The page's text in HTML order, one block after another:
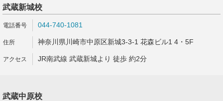
武蔵新城校
044-740-1081
神奈川県川崎市中原区新城3-3-1 花森ビル1 4・5F
JR南武線 武蔵新城より 徒歩 約2分
武蔵中原校